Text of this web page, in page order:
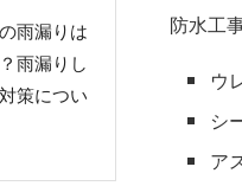
防水工
ウ
シ
ア
雨漏りは
雨漏りし
策につい